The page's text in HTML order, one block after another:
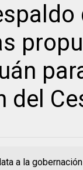
del
a la